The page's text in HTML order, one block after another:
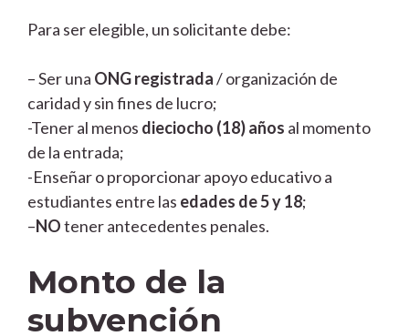
Para ser elegible, un solicitante debe:
– Ser una ONG registrada/ organización de
caridad y sin fines de lucro;
-Tener al menos dieciocho (18) años al momento
de la entrada;
-Enseñar o proporcionar apoyo educativo a
estudiantes entre las edades de 5 y 18;
–NOtener antecedentes penales.
Monto de la
subvención